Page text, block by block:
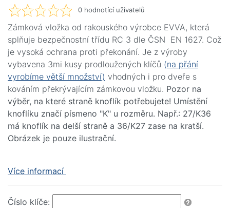
0hodnotící uživatelů
Zámková vložka od rakouského výrobce EVVA, která
splňuje bezpečnostní třídu RC 3 dle ČSN EN 1627. Což
je vysoká ochrana proti překonání. Je z výroby
vybavena 3mi kusy prodloužených klíčů (na přání
vyrobíme větší množství) vhodných i pro dveře s
kováním překrývajícím zámkovou vložku. Pozor na
výběr, na které straně knoflík potřebujete! Umístění
knoflíku značí písmeno "K" u rozměru. Např.: 27/K36
má knoflík na delší straně a 36/K27 zase na kratší.
Obrázek je pouze ilustrační.
Více informací
Číslo klíče: